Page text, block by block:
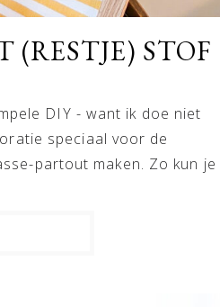
(RESTJE) STOF
DIY - want ik doe niet
speciaal voor de
partout maken. Zo kun je